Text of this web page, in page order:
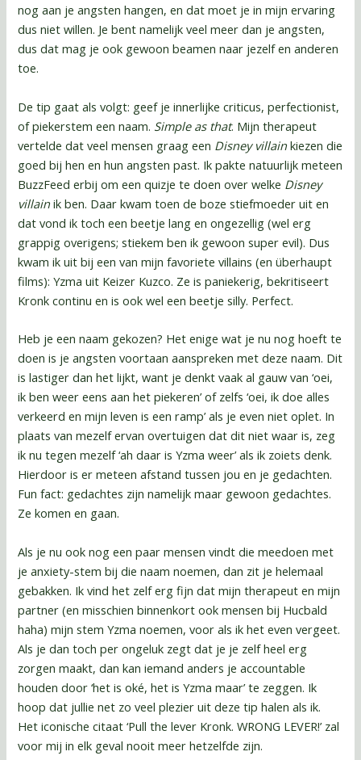
nog aan je angsten hangen, en dat moet je in mijn ervaring
dus niet willen. Je bent namelijk veel meer dan je angsten,
dus dat mag je ook gewoon beamen naar jezelf en anderen
toe.
De tip gaat als volgt: geef je innerlijke criticus, perfectionist,
of piekerstem een naam. Simple as that. Mijn therapeut
vertelde dat veel mensen graag een Disney villain kiezen die
goed bij hen en hun angsten past. Ik pakte natuurlijk meteen
BuzzFeed erbij om een quizje te doen over welke Disney
villain ik ben. Daar kwam toen de boze stiefmoeder uit en
dat vond ik toch een beetje lang en ongezellig (wel erg
grappig overigens; stiekem ben ik gewoon super evil). Dus
kwam ik uit bij een van mijn favoriete villains (en überhaupt
films): Yzma uit Keizer Kuzco. Ze is paniekerig, bekritiseert
Kronk continu en is ook wel een beetje silly. Perfect.
Heb je een naam gekozen? Het enige wat je nu nog hoeft te
doen is je angsten voortaan aanspreken met deze naam. Dit
is lastiger dan het lijkt, want je denkt vaak al gauw van ‘oei,
ik ben weer eens aan het piekeren’ of zelfs ‘oei, ik doe alles
verkeerd en mijn leven is een ramp’ als je even niet oplet. In
plaats van mezelf ervan overtuigen dat dit niet waar is, zeg
ik nu tegen mezelf ‘ah daar is Yzma weer’ als ik zoiets denk.
Hierdoor is er meteen afstand tussen jou en je gedachten.
Fun fact: gedachtes zijn namelijk maar gewoon gedachtes.
Ze komen en gaan.
Als je nu ook nog een paar mensen vindt die meedoen met
je anxiety-stem bij die naam noemen, dan zit je helemaal
gebakken. Ik vind het zelf erg fijn dat mijn therapeut en mijn
partner (en misschien binnenkort ook mensen bij Hucbald
haha) mijn stem Yzma noemen, voor als ik het even vergeet.
Als je dan toch per ongeluk zegt dat je je zelf heel erg
zorgen maakt, dan kan iemand anders je accountable
houden door ‘het is oké, het is Yzma maar’ te zeggen. Ik
hoop dat jullie net zo veel plezier uit deze tip halen als ik.
Het iconische citaat ‘Pull the lever Kronk. WRONG LEVER!’ zal
voor mij in elk geval nooit meer hetzelfde zijn.